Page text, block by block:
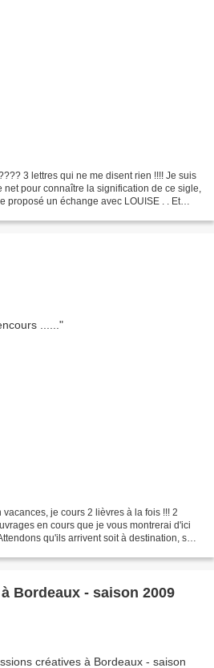
3 lettres qui ne me disent rien !!!! Je suis
pour connaître la signification de ce sigle,
proposé un échange avec LOUISE . . Et
je cours 2 lièvres à la fois !!! 2
en cours que je vous montrerai d'ici
qu'ils arrivent soit à destination, soit
Bordeaux - saison 2009